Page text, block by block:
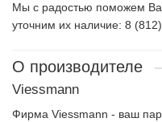
Мы с радостью поможем
уточним их наличие: 8
О производителе
Viessmann
Фирма Viessmann - ваш